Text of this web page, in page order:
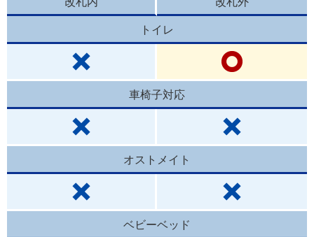
トイレ
車椅子対応
オストメイト
ベビーベッド